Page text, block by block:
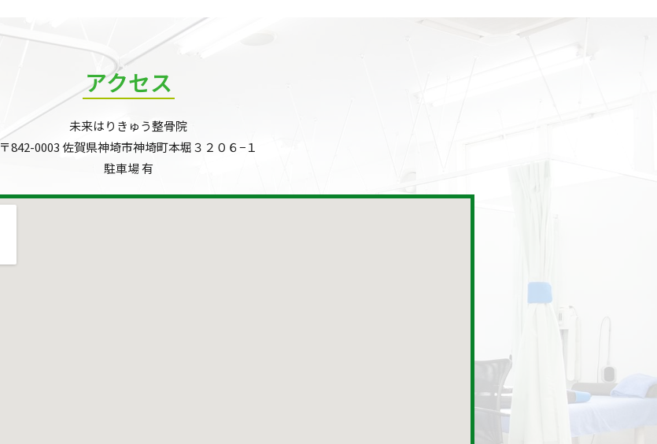
アクセス
未来はりきゅう整骨院
〒842-0003 佐賀県神埼市神埼町本堀３２０６−１
駐車場 有